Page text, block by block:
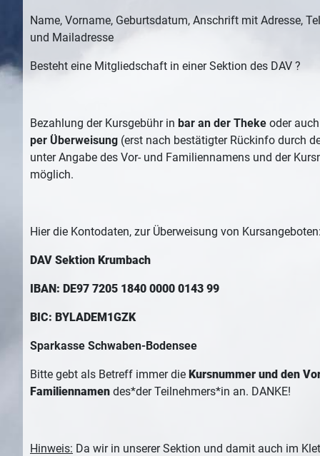
Name, Vorname, Geburtsdatum, Anschrift mit Adresse,
und Mailadresse
Besteht eine Mitgliedschaft in einer Sektion des DAV ?
Bezahlung der Kursgebühr in bar an der Theke oder auch
per Überweisung (erst nach bestätigter Rückinfo durch
unter Angabe des Vor- und Familiennamens und der
möglich.
Hier die Kontodaten, zur Überweisung von
DAV Sektion Krumbach
IBAN: DE97 7205 1840 0000 0143 99
BIC: BYLADEM1GZK
Sparkasse Schwaben-Bodensee
Bitte gebt als Betreff immer die Kursnummer und den
Familiennamen des*der Teilnehmers*in an. DANKE!
Hinweis: Da wir in unserer Sektion und damit auch im